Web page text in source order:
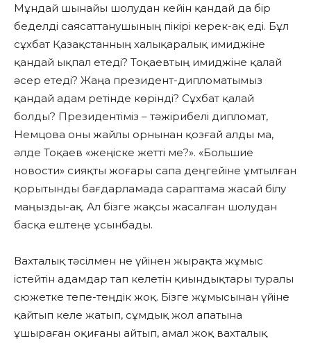
Мұндай шынайы шолудан кейін қандай да бір
беделді саясаттанушының пікірі керек-ақ еді. Бұл
сұхбат Қазақстанның халықаралық имиджіне
қандай ықпал етеді? Тоқаевтың имиджіне қалай
әсер етеді? Жаңа президент-дипломатымыз
қандай адам ретінде көрінді? Сұхбат қалай
болды? Президентіміз – тәжірибелі дипломат,
Немцова оны жайлы орнынан қозғай алды ма,
әлде Тоқаев «жеңіске жетті ме?». «Большие
новости» сияқты жоғары сапа деңгейіне ұмтылған
қорытынды бағдарламада сараптама жасай білу
маңызды-ақ. Ал бізге жақсы жасалған шолудан
басқа ештеңе ұсынбады.
Вахталық тәсілмен не үйінен жырақта жұмыс
істейтін адамдар тап келетін қиындықтары туралы
сюжетке тепе-теңдік жоқ. Бізге жұмысынан үйіне
қайтып келе жатып, сұмдық жол апатына
ұшыраған оқиғаны айтып, амал жоқ вахталық